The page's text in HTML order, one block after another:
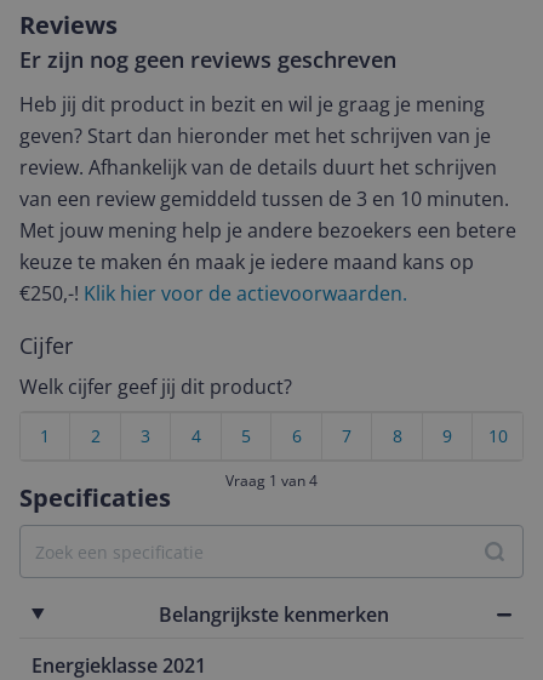
Specificaties
Belangrijkste kenmerken
Energieklasse 2021
Reviews
Er zijn nog geen reviews geschreven
Heb jij dit product in bezit en wil je graag je mening
geven? Start dan hieronder met het schrijven van je
review. Afhankelijk van de details duurt het schrijven
van een review gemiddeld tussen de 3 en 10 minuten.
Met jouw mening help je andere bezoekers een betere
keuze te maken én maak je iedere maand kans op
€250,-! Klik hier voor de actievoorwaarden.
Cijfer
Welk cijfer geef jij dit product?
10
9
8
7
6
5
4
3
2
1
Vraag 1 van 4